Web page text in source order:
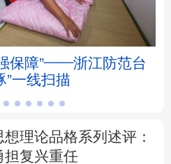
上海
江西
湖北
海南 重庆
强保障”——浙江防范台
”一线扫描
理论品格系列述评：
担复兴重任